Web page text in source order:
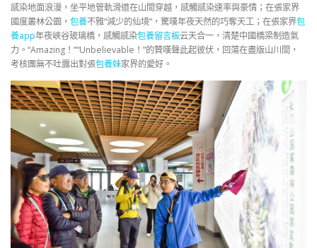
感染地面浪漫，坐平地管軌滑道在山間穿越，感觸感染速率與豪情；在張家界
國度叢林公園， 包養不雅“減少的仙境”，驚嘆年夜天然的巧奪天工；在張家界包
養app年夜峽谷玻璃橋，感觸感染包養留言板云天合一，清楚中國橋梁制造氣
力。“Amazing！”“Unbelievable！”的贊嘆聲此起彼伏，回蕩在盡版山川間，
考核團無不吐露出對張包養妹家界的愛好。